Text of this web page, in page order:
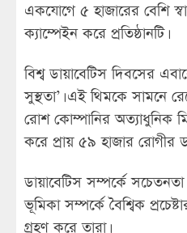
একযোগে ৫ হাজারের বেশি
ক্যাম্পেইন করে প্রতিষ্ঠানটি।
বিশ্ব ডায়াবেটিস দিবসের
সুস্থতা’। এই থিমকে সামনে
রোশ কোম্পানির অত্যাধুনিক
করে প্রায় ৫৯ হাজার রোগীর
ডায়াবেটিস সম্পর্কে
ভূমিকা সম্পর্কে বৈশ্বিক
গ্রহণ করে তারা।